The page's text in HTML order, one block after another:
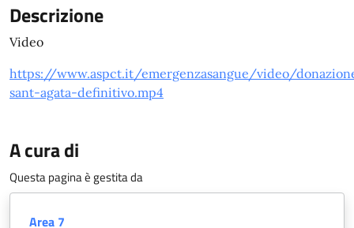
Descrizione
Video
https://www.aspct.it/emergenzasangue/video/
sant-agata-definitivo.mp4
A cura di
Questa pagina è gestita da
Area 7